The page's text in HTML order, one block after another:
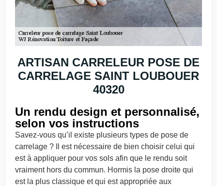
ARTISAN CARRELEUR POSE DE
CARRELAGE SAINT LOUBOUER
40320
Un rendu design et personnalisé,
selon vos instructions
Savez-vous qu’il existe plusieurs types de pose de
carrelage ? Il est nécessaire de bien choisir celui qui
est à appliquer pour vos sols afin que le rendu soit
vraiment hors du commun. Hormis la pose droite qui
est la plus classique et qui est appropriée aux